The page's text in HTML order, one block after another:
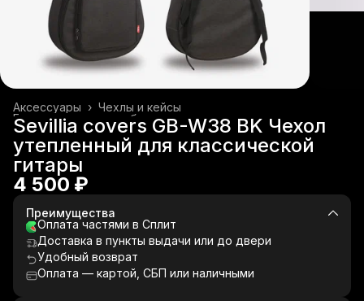
Чехлы и кейсы
Аксессуары ›
Гитары и гитарное оборудование ›
Музыкальные инструменты ›
Главная ›
Sevillia covers GB-W38 BK Чехол
утепленный для классической
гитары
4 500 ₽
Преимущества
Оплата частями в Сплит
Доставка в пункты выдачи или до двери
Удобный возврат
Оплата — картой, СБП или наличными